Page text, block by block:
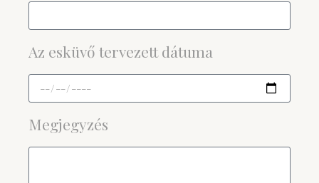
Az esküvő tervezett dátuma
Megjegyzés